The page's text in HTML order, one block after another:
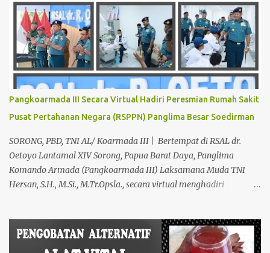
Prakteknya Yang sudah menyebar diseluruh daerah di Indonesia
Sangat Dibutuhkan di Mata Warga Membuat Pengobatan
Keperkasaan Pria, H. Abdul Azis sangat direkomendasikan. ANDA
INGIN MENCARI PENGOBATAN KEPERKASAAN Paling Ampuh Di
Kota Terdekat Di Mataram,? Kami Solusinya Jituh Ampuh , Tepat
Serta Dengan Waktu Yang Cepat Untuk Menyembuhkan Berbagai
keluhan Alat Vital Yang Anda Derita Atau Kurang Percaya Diri.
Pilih Salah Satu Keahlian Nya Sebab Pengobatan TRADISIONAL
Kami Memberikan Solusi Untuk Keharmonisan Rumah Tangga
Yang Benar-benar Manjur Khasiatnya, Dan Bertanggung Jawab
Serta Bergaransi.? Kali ini, H. Abdul Azis Hadir Di Pro...
Pangkoarmada III Secara Virtual Hadiri Peresmian Rumah Sakit
Pusat Pertahanan Negara (RSPPN) Panglima Besar Soedirman
SORONG, PBD, TNI AL/ Koarmada III | Bertempat di RSAL dr.
Oetoyo Lantamal XIV Sorong, Papua Barat Daya, Panglima
Komando Armada (Pangkoarmada III) Laksamana Muda TNI
Hersan, S.H., M.Si., M.Tr.Opsla., secara virtual menghadiri
tersebar di seluruh Indonesia, oleh Presiden Republik Indonesia Ir.
H. Jokowi Widodo yang didampingi Menteri Pertahanan RI